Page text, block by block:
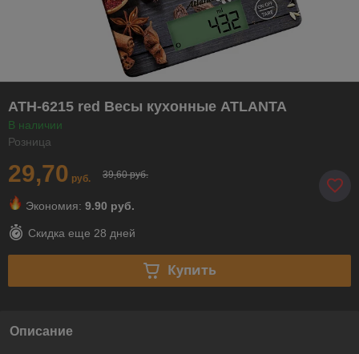
ATH-6215 red Весы кухонные ATLANTA
В наличии
Розница
29,70 руб. 39,60 руб.
Экономия: 9.90 руб.
Скидка еще 28 дней
Купить
Описание